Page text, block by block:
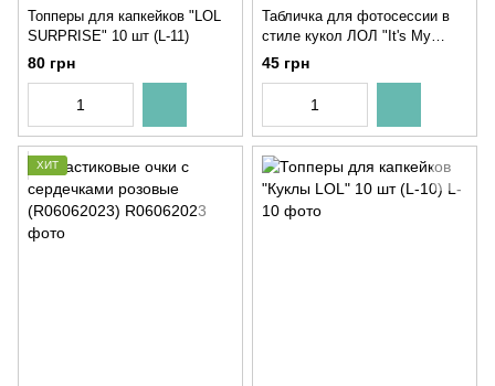
Топперы для капкейков "LOL
SURPRISE" 10 шт (L-11)
80 грн
Табличка для фотосессии в
стиле кукол ЛОЛ "It's My
Birthday!" (L-5)
45 грн
ХИТ